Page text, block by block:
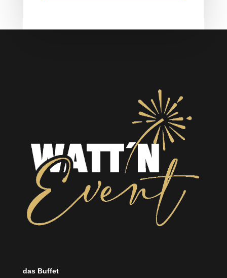
das Buffet